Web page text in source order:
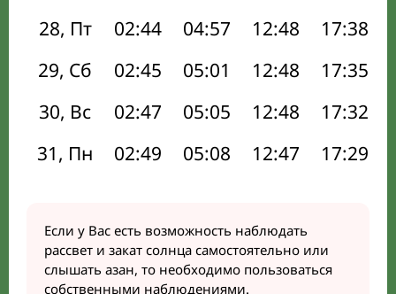
28, Пт
02:44 04:57 12:48 17:38
29, Сб
02:45 05:01 12:48 17:35
30, Вс
02:47 05:05 12:48 17:32
31, Пн
02:49 05:08 12:47 17:29
Если у Вас есть возможность наблюдать
рассвет и закат солнца самостоятельно или
слышать азан, то необходимо пользоваться
собственными наблюдениями.